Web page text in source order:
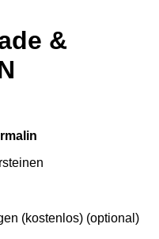
&
(kostenlos) (optional)